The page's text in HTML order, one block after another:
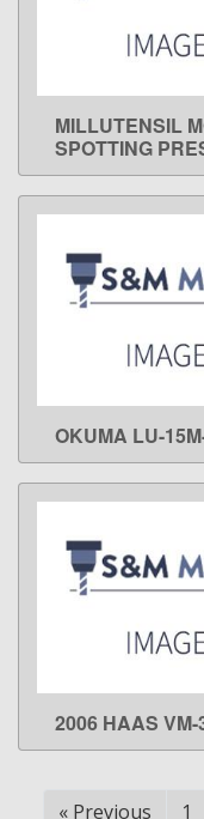
MILLUTENSIL
SPOTTING
OKUMA LU-
2006 HAAS VM-
« Previous 1